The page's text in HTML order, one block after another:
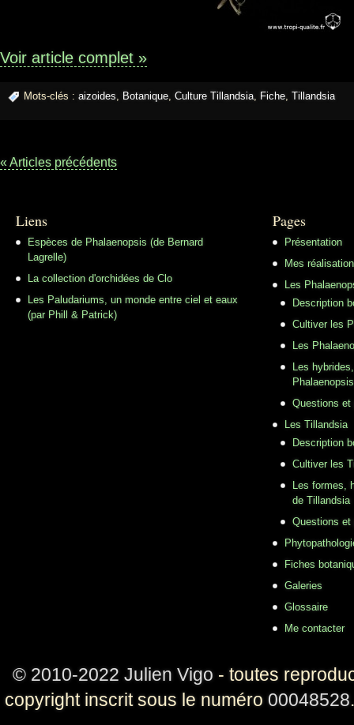
Voir article complet »
Mots-clés : aizoides, Botanique, Culture Tillandsia, Fiche, Tillandsia
« Articles précédents
Liens
Espèces de Phalaenopsis (de Bernard
Lagrelle)
La collection d'orchidées de Clo
Les Paludariums, un monde entre ciel et eaux
(par Phill & Patrick)
Pages
Présentation
Mes
Les
Description
Cultiver les
Les
Les
Phalaenopsis
Questions et
Les Tillandsia
Description
Cultiver les
Les formes,
de Tillandsia
Questions et
Fiches
Galeries
Glossaire
Me contacter
© 2010-2022 Julien Vigo - toutes
copyright inscrit sous le numéro 00048528